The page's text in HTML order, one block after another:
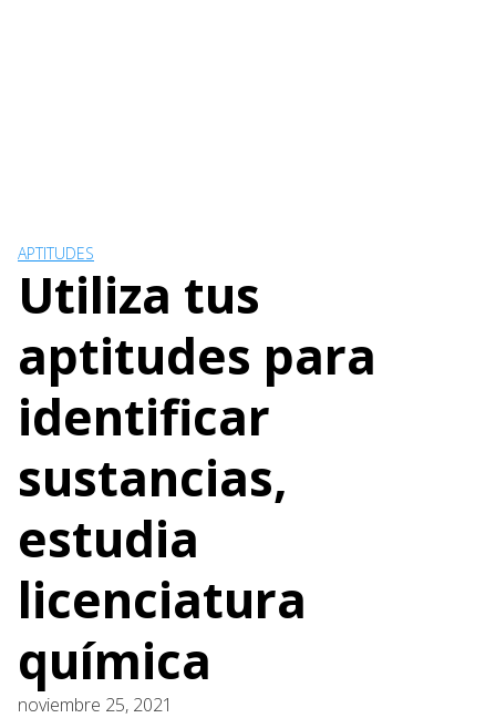
APTITUDES
Utiliza tus
aptitudes para
identificar
sustancias,
estudia
licenciatura
química
noviembre 25, 2021